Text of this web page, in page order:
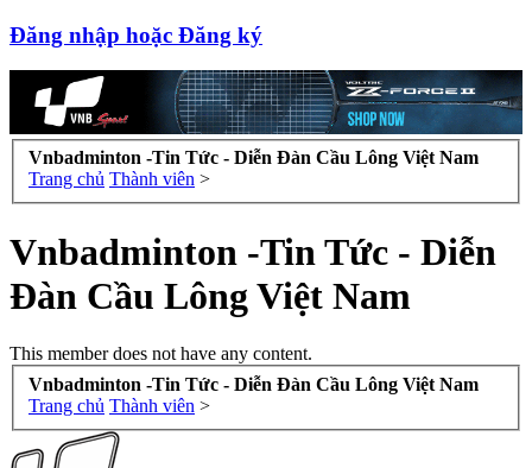
Đăng nhập hoặc Đăng ký
Vnbadminton -Tin Tức - Diễn Đàn Cầu Lông Việt Nam
Trang chủ Thành viên >
Vnbadminton -Tin Tức - Diễn
Đàn Cầu Lông Việt Nam
This member does not have any content.
Vnbadminton -Tin Tức - Diễn Đàn Cầu Lông Việt Nam
Trang chủ Thành viên >